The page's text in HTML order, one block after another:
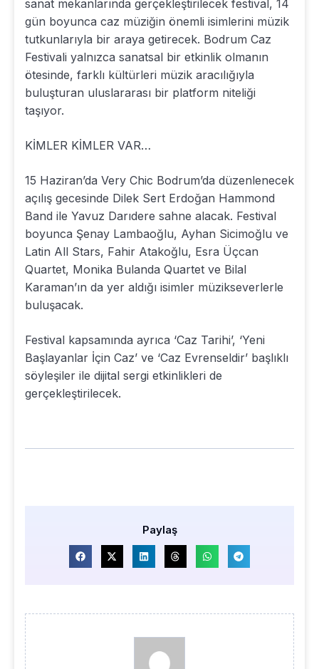
sanat mekanlarında gerçekleştirilecek festival, 14
gün boyunca caz müziğin önemli isimlerini müzik
tutkunlarıyla bir araya getirecek. Bodrum Caz
Festivali yalnızca sanatsal bir etkinlik olmanın
ötesinde, farklı kültürleri müzik aracılığıyla
buluşturan uluslararası bir platform niteliği
taşıyor.
KİMLER KİMLER VAR…
15 Haziran’da Very Chic Bodrum’da düzenlenecek
açılış gecesinde Dilek Sert Erdoğan Hammond
Band ile Yavuz Darıdere sahne alacak. Festival
boyunca Şenay Lambaoğlu, Ayhan Sicimoğlu ve
Latin All Stars, Fahir Atakoğlu, Esra Üçcan
Quartet, Monika Bulanda Quartet ve Bilal
Karaman’ın da yer aldığı isimler müzikseverlerle
buluşacak.
Festival kapsamında ayrıca ‘Caz Tarihi’, ‘Yeni
Başlayanlar İçin Caz’ ve ‘Caz Evrenseldir’ başlıklı
söyleşiler ile dijital sergi etkinlikleri de
gerçekleştirilecek.
Paylaş